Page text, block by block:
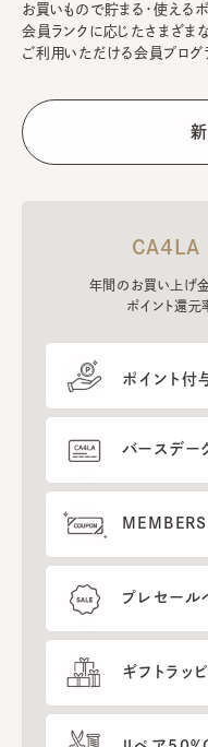
お買いもので貯まる・使えるポ
会員ランクに応じたさまざま
ご利用いただける会員プログ
CA4LA
年間のお買い上げ
ポイント還元
ポイント付
バースデー
プレセール
ギフトラッ